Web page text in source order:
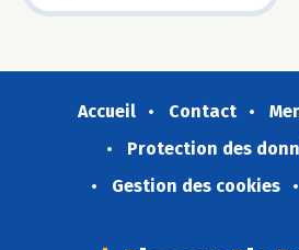
Accueil Contact
Protection des
Gestion des cookies